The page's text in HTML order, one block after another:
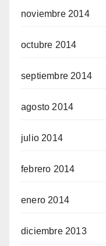
noviembre 2014
octubre 2014
septiembre 2014
agosto 2014
julio 2014
febrero 2014
enero 2014
diciembre 2013